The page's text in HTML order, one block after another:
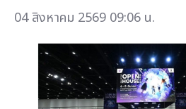
04 สิงหาคม 2569 09:06 น.